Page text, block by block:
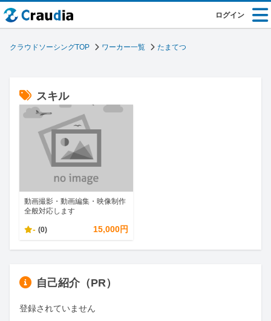
ログイン
クラウドソーシングTOP ワーカー一覧 たまてつ
スキル
動画撮影・動画編集・映像制作
全般対応します
- (0) 15,000円
自己紹介（PR）
登録されていません